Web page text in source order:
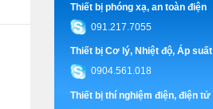
Thiết bị phóng xạ, an toàn điện
091.217.7055
Thiết bị Cơ lý, Nhiệt độ, Áp suất
0904.561.018
Thiết bị thí nghiệm điện, điện tử